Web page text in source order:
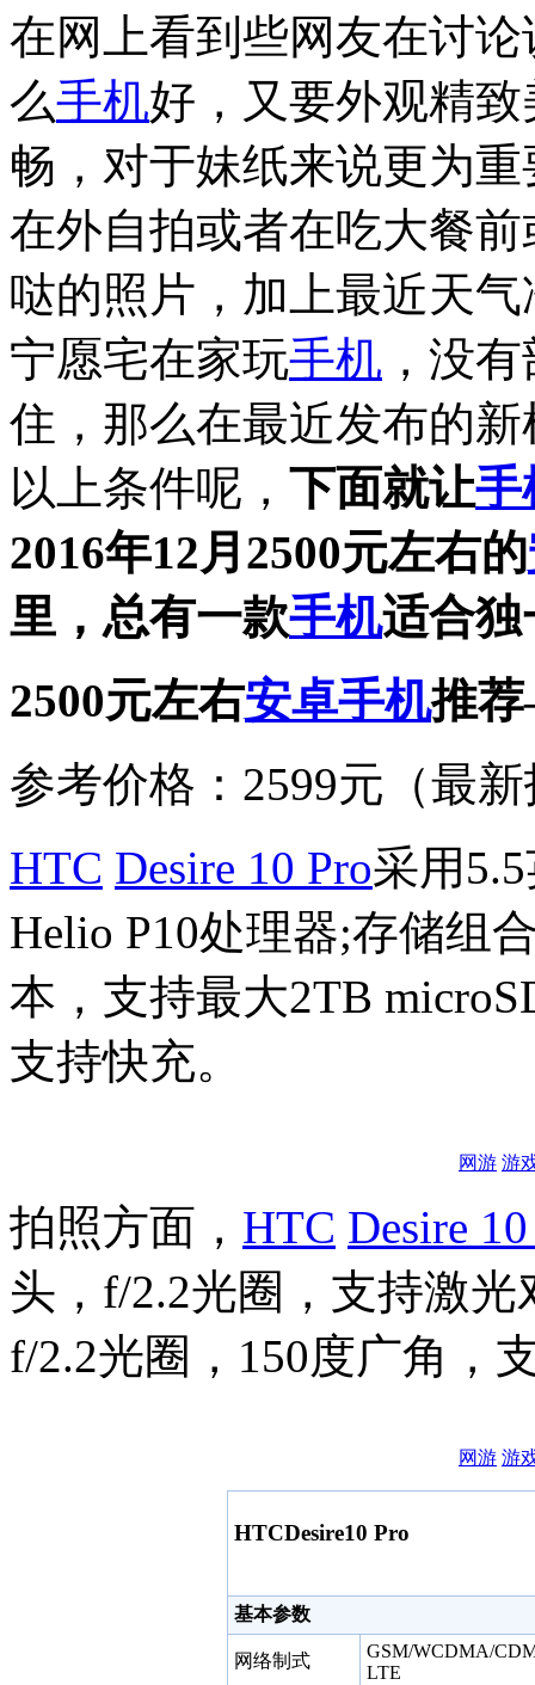
在网上看到些网友在讨
么手机好，又要外观精
畅，对于妹纸来说更为
在外自拍或者在吃大餐
哒的照片，加上最近天
宁愿宅在家玩手机 ，没
住，那么在最近发布的
以上条件呢， 下面就让手
2016年12月2500元左右的
里，总有一款手机适合独
2500元左右安卓手机推
参考价格：2599元（最
HTC Desire 10 Pro采用
Helio P10处理器;存储组
本，支持最大2TB
支持快充。
网游 游
拍照方面， HTC Desire
头，f/2.2光圈，支持激
f/2.2光圈，150度广角，
网游 游
HTCDesire10 Pro
基本参数
网络制式
GSM/WCDMA/
LTE